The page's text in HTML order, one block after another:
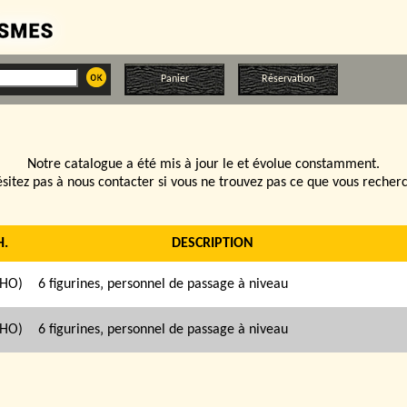
Panier Réservation
Notre catalogue a été mis à jour le et évolue constamment.
pas à nous contacter si vous ne trouvez pas ce que vous
DESCRIPTION
6 figurines‚ personnel de passage à niveau
6 figurines‚ personnel de passage à niveau